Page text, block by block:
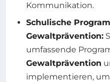
Kommunikation.
Schulische
Gewaltprävention:
umfassende
Gewaltprävention
implementieren,